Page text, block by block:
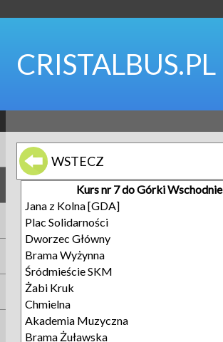
CRISTALBUS.PL
WSTECZ
Kurs nr 7 do Górki Wschodnie
Jana z Kolna [GDA]
Plac Solidarności
Dworzec Główny
Brama Wyżynna
Śródmieście SKM
Żabi Kruk
Chmielna
Akademia Muzyczna
Brama Żuławska